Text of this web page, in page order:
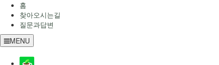
홈
찾아오시는길
질문과답변
MENU